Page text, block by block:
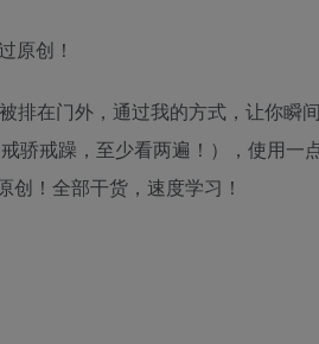
原创！
排在门外，通过我的方式，让你瞬
骄戒躁，至少看两遍！），使用一
！全部干货，速度学习！